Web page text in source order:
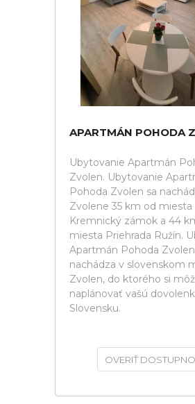
APARTMÁN POHODA
Ubytovanie Apartmán
Zvolen. Ubytovanie
Pohoda Zvolen sa
Zvolene 35 km od miesta
Kremnický zámok a 44
miesta Priehrada Ružín.
Apartmán Pohoda
nachádza v slovenskom
Zvolen, do ktorého si
naplánovať vašú
Slovensku.
OVERIŤ